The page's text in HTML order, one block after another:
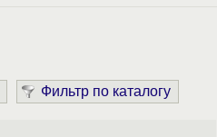
Фильтр по каталогу